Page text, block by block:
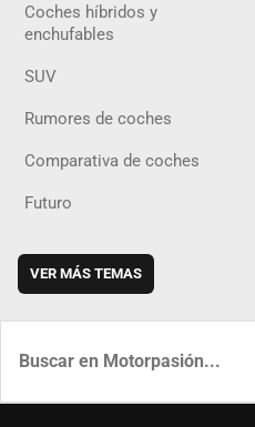
Coches híbridos y
enchufables
SUV
Rumores de coches
Comparativa de coches
Futuro
VER MÁS TEMAS